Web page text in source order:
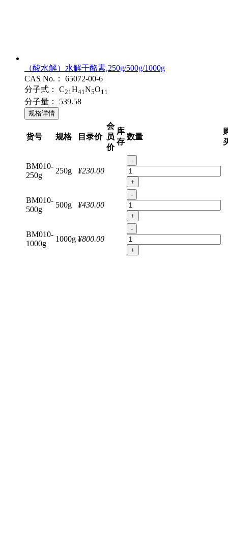
（酸水解）水解干酪素,250g/500g/1000g
CAS No.：
65072-00-6
分子式：
C21H41N5O11
分子量： 539.58
规格详情
货号 规格 目录价
会
员
价
库
存
数量
BM010-
250g
250g ¥230.00
-
+
BM010-
500g
500g ¥430.00
-
+
BM010-
1000g
1000g ¥800.00
-
+